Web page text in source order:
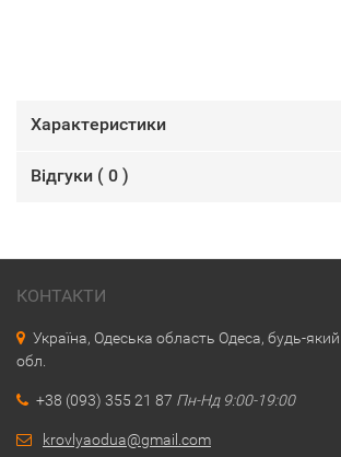
Характеристики
Відгуки ( 0 )
КОНТАКТИ
Україна, Одеська область Одеса, будь-
обл.
+38 (093) 355 21 87 Пн-Нд 9:00-19:00
krovlyaodua@gmail.com